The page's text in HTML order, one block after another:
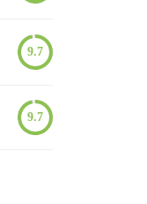
9.7
9.7